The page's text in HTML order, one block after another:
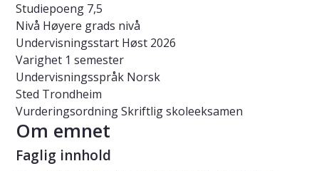
Studiepoeng 7,5
Nivå Høyere grads nivå
Undervisningsstart Høst 2026
Varighet 1 semester
Undervisningsspråk Norsk
Sted Trondheim
VurderingsordningSkriftlig skoleeksamen
Om emnet
Faglig innhold